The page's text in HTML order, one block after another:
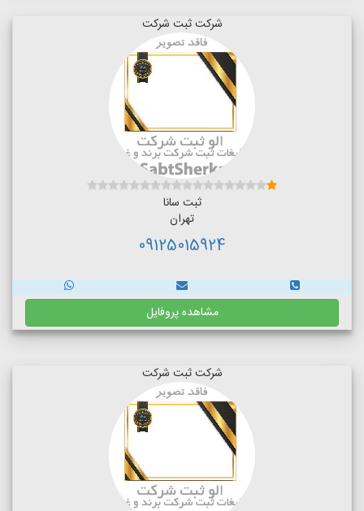
شرکت ثبت شرکت
ثبت سانا
تهران
09125015924
مشاهده پروفایل
شرکت ثبت شرکت